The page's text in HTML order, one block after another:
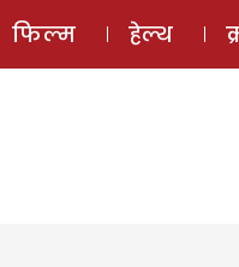
ई-मैगज़ीन
फिल्म हेल्थ